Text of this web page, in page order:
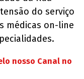
do serviço
médicas on-line
nosso Canal no